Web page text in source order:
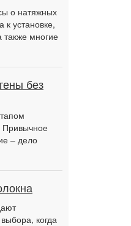
о натяжных
к установке,
также многие
без
Привычное
– дело
когда